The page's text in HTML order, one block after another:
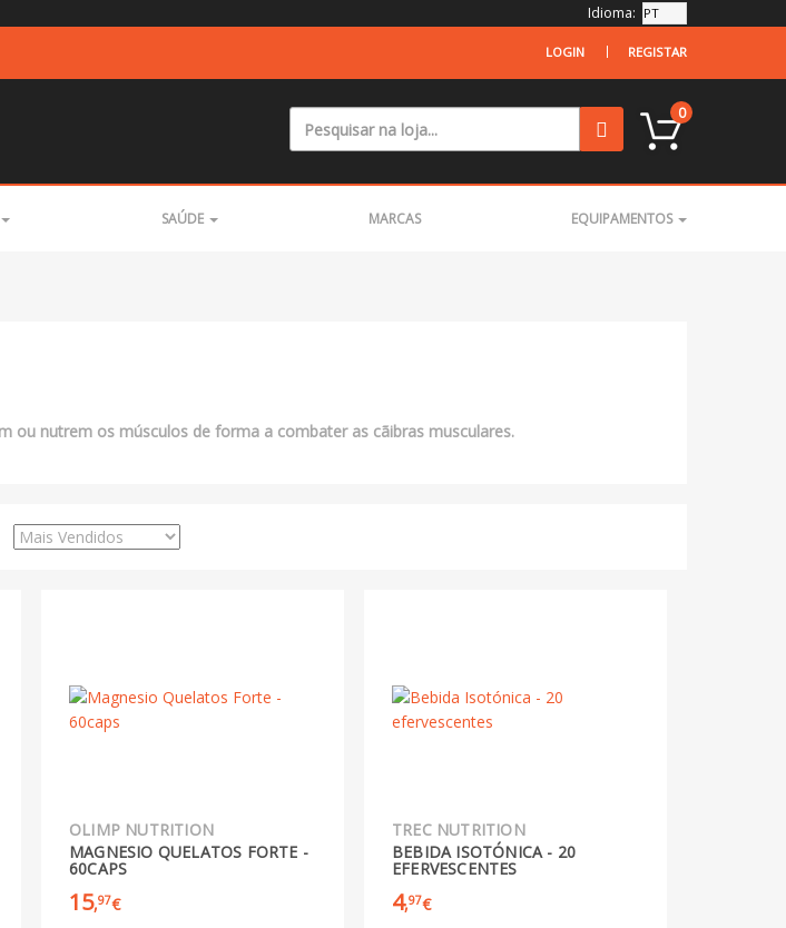
Idioma:
LOGIN REGISTAR
0
SAÚDE MARCAS EQUIPAMENTOS
ou nutrem os músculos de forma a combater as cãibras musculares.
OLIMP NUTRITION
MAGNESIO QUELATOS FORTE -
60CAPS
15,97€
TREC NUTRITION
BEBIDA ISOTÓNICA - 20
EFERVESCENTES
4,97€